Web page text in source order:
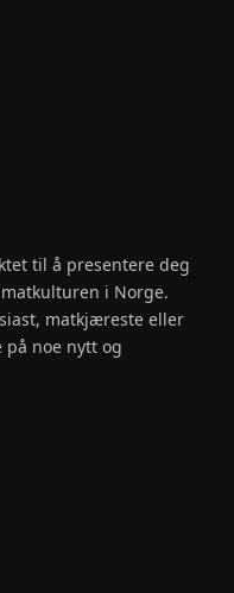
til å presentere deg
i Norge.
matkjæreste eller
på noe nytt og